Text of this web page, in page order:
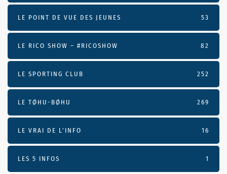
LE POINT DE VUE DES JEUNES 53
LE RICO SHOW – #RICOSHOW 82
LE SPORTING CLUB 252
LE TØHU-BØHU 269
LE VRAI DE L’INFO 16
LES 5 INFOS 1